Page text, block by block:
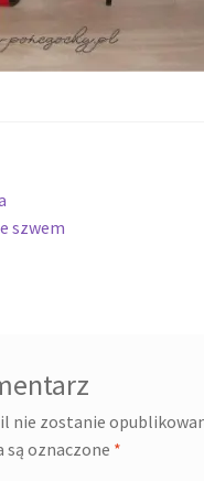
szwem
nie zostanie
są oznaczone *